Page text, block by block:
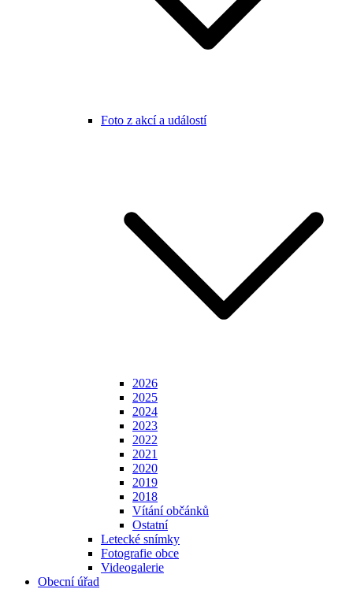
Foto z akcí a událostí
2026
2025
2024
2023
2022
2021
2020
2019
2018
Vítání občánků
Ostatní
Letecké snímky
Fotografie obce
Videogalerie
Obecní úřad